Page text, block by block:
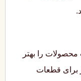
محصولات را بهتر
برای قطعات